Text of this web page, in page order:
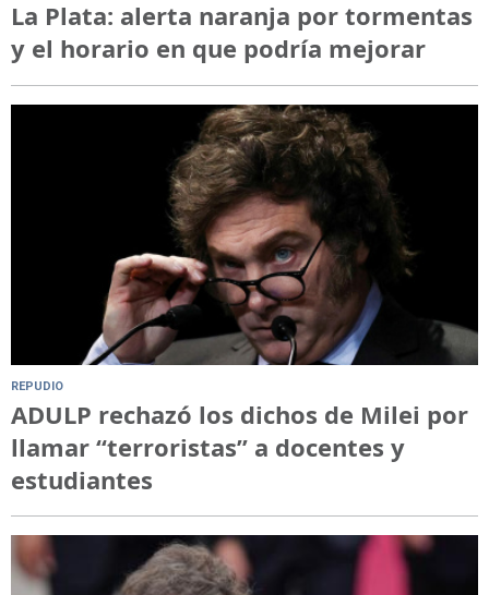
La Plata: alerta naranja por tormentas
y el horario en que podría mejorar
REPUDIO
ADULP rechazó los dichos de Milei por
llamar “terroristas” a docentes y
estudiantes